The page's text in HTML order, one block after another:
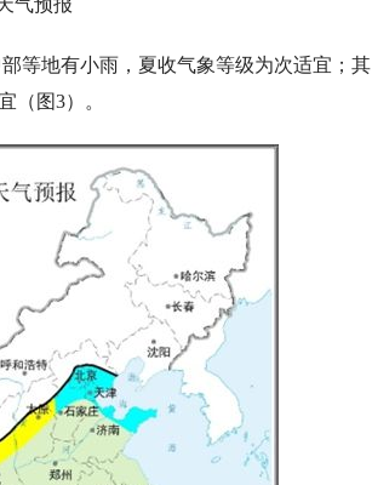
气预报
等地有小雨，夏收气象等级为次适宜；其
（图3）。